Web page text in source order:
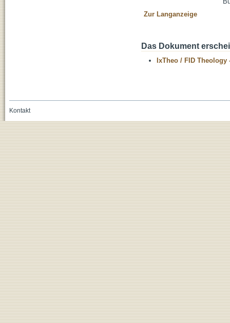
Zur Langanzeige
Das Dokument
IxTheo / FID Theology
Kontakt